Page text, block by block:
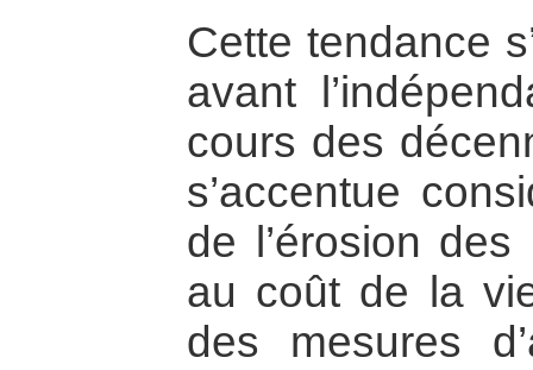
Cette tendance
avant
cours des
s’accentue
de l’érosion
au coût de la
des mesures